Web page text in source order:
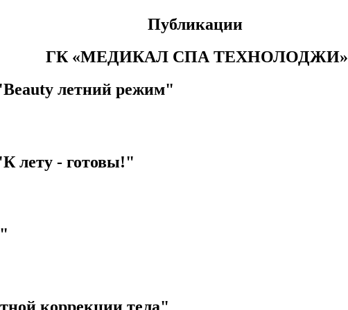
Публикации
ГК «МЕДИКАЛ СПА ТЕХНОЛОДЖИ»
летний режим"
лету - готовы!"